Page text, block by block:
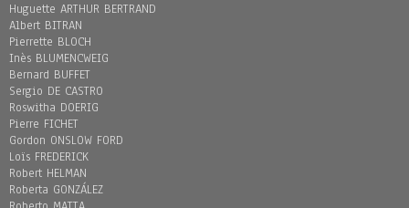
Huguette ARTHUR BERTRAND
Albert BITRAN
Pierrette BLOCH
Inès BLUMENCWEIG
Bernard BUFFET
Sergio DE CASTRO
Roswitha DOERIG
Pierre FICHET
Gordon ONSLOW FORD
Loïs FREDERICK
Robert HELMAN
Roberta GONZÁLEZ